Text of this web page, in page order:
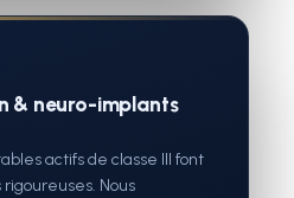
& neuro-implants
actifs de classe III font
Nous